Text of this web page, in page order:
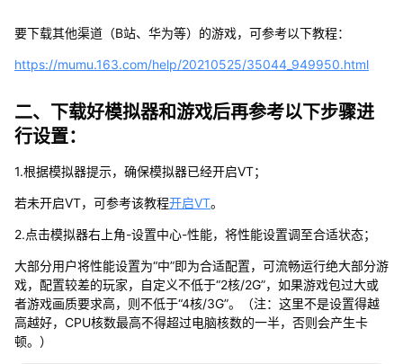
要下载其他渠道（B站、华为等）的游戏，可参考以下教程：
https://mumu.163.com/help/20210525/35044_949950.html
二、下载好模拟器和游戏后再参考以下步骤进
行设置：
1.根据模拟器提示，确保模拟器已经开启VT；
若未开启VT，可参考该教程开启VT。
2.点击模拟器右上角-设置中心-性能，将性能设置调至合适状态；
大部分用户将性能设置为“中”即为合适配置，可流畅运行绝大部分游
戏，配置较差的玩家，自定义不低于“2核/2G”，如果游戏包过大或
者游戏画质要求高，则不低于“4核/3G”。（注：这里不是设置得越
高越好，CPU核数最高不得超过电脑核数的一半，否则会产生卡
顿。）